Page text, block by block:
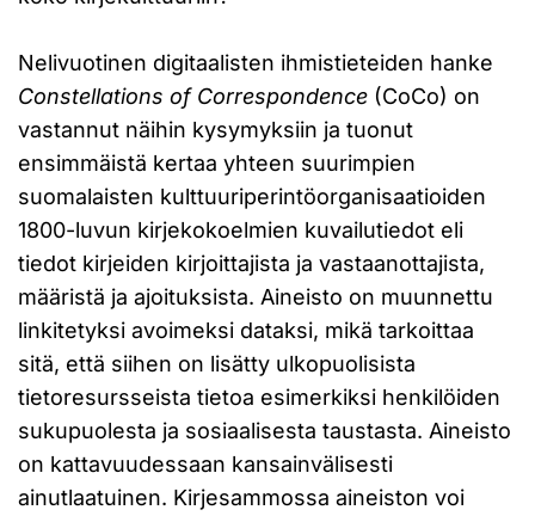
Nelivuotinen digitaalisten ihmistieteiden hanke
Constellations of Correspondence (CoCo) on
vastannut näihin kysymyksiin ja tuonut
ensimmäistä kertaa yhteen suurimpien
suomalaisten kulttuuriperintöorganisaatioiden
1800-luvun kirjekokoelmien kuvailutiedot eli
tiedot kirjeiden kirjoittajista ja vastaanottajista,
määristä ja ajoituksista. Aineisto on muunnettu
linkitetyksi avoimeksi dataksi, mikä tarkoittaa
sitä, että siihen on lisätty ulkopuolisista
tietoresursseista tietoa esimerkiksi henkilöiden
sukupuolesta ja sosiaalisesta taustasta. Aineisto
on kattavuudessaan kansainvälisesti
ainutlaatuinen. Kirjesammossa aineiston voi